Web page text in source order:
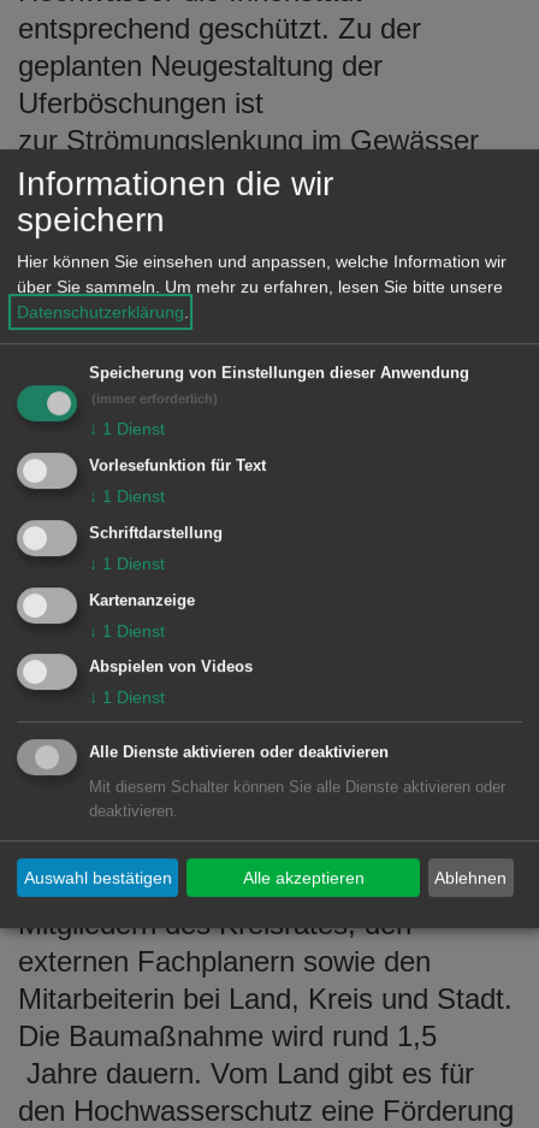
entsprechend geschützt. Zu der
geplanten Neugestaltung der
Uferböschungen ist
zur Strömungslenkung im Gewässer
der Einbau sogenannter Buhen aus
Totholz und Findlingen geplant.
Unterhalb der Brücke Burgstallstraße
wird eine Vertiefung der
Gewässersohle um rund 1,30 Meter
und beidseitig der Bau einer Ufermauer
auf ca. 30 Meter Länge erforderlich.
Diese Mauern sollen aus Gabionen mit
Natursteinverblendung herstellt werden,
damit sie sich in die natürliche
Umgebung einfügen. Für die
Bepflanzung der Uferzonen sind neben
gewässertypischen Gehölzpflanzen wie
Weide und Erle, Hochstaudenfluren
und verschiedene Ansaatformen
vorgesehen. Zudem sollen später Sitz
und Trittstufen im flachen
Böschungsbereich eingebaut werden.
Für ihren „Beitrag am Gesamtwerk“
dankte Steidle allen Anwohnern, den
Mitgliedern des Kreisrates, den
externen Fachplanern sowie den
Mitarbeiterin bei Land, Kreis und Stadt.
Die Baumaßnahme wird rund 1,5
Jahre dauern. Vom Land gibt es für
den Hochwasserschutz eine Förderung
Informationen die wir
speichern
Hier können Sie einsehen und anpassen, welche Information wir
über Sie sammeln. Um mehr zu erfahren, lesen Sie bitte unsere
Datenschutzerklärung.
Speicherung von Einstellungen dieser Anwendung
(immer erforderlich)
↓ 1 Dienst
Vorlesefunktion für Text
↓ 1 Dienst
Schriftdarstellung
↓ 1 Dienst
Kartenanzeige
↓ 1 Dienst
Abspielen von Videos
↓ 1 Dienst
Alle Dienste aktivieren oder deaktivieren
Mit diesem Schalter können Sie alle Dienste aktivieren oder
deaktivieren.
Ablehnen
Auswahl bestätigen Alle akzeptieren